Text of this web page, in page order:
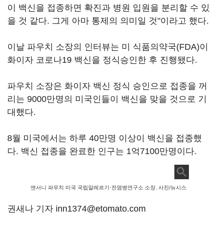
이 백신을 접종하면 확진과 병원 입원을 분리할 수 있
을 것 같다. 그게 아마 통제의 의미일 것"이라고 했다.
이날 파우치 소장의 인터뷰는 미 식품의약국(FDA)이
화이자 코로나19 백신을 정식승인한 후 진행됐다.
파우치 소장은 화이자 백신 정식 승인으로 접종을 꺼
리는 9000만명의 미국인들이 백신을 맞을 것으로 기
대했다.
8월 미국에서는 하루 40만명 이상이 백신을 접종했
다. 백신 접종을 완료한 인구는 1억7100만명이다.
앤서니 파우치 미국 국립알레르기·전염병연구소 소장. 사진/뉴시스
권새나 기자 inn1374@etomato.com